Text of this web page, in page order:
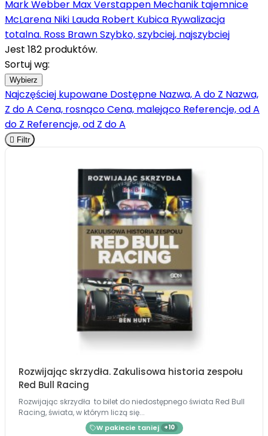
Mark Webber Max Verstappen Mechanik tajemnice
McLarena Niki Lauda Robert Kubica Rywalizacja
totalna. Ross BrawnSzybko, szybciej, najszybciej
Jest 182 produktów.
Sortuj wg:
Wybierz
Najczęściej kupowane Dostępne Nazwa, A do Z Nazwa,
Z do A Cena, rosnącoCena, malejąco Referencje, od A
do Z Referencje, od Z do A
 Filtr
Rozwijając skrzydła. Zakulisowa historia zespołu
Red Bull Racing
Rozwijając skrzydła to bilet do niedostępnego świata Red Bull
Racing, świata, w którym liczą się...
W pakiecie taniej +10